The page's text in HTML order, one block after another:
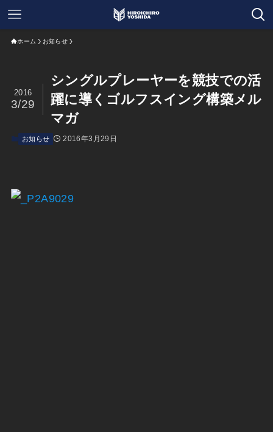
ホーム お知らせ
シングルプレーヤーを競技での活
躍に導くゴルフスイング構築メル
マガ
2016
3/29
お知らせ 2016年3月29日